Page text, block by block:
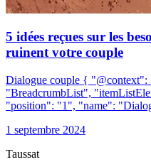
5 idées reçues sur les
ruinent votre couple
Dialogue couple {
"BreadcrumbList",
"position": "1", "name":
1 septembre 2024
Taussat